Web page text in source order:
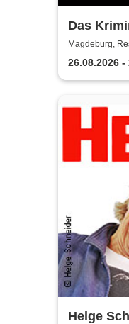
Das
lästige
Magdeburg,
26.08.2026 -
Helge